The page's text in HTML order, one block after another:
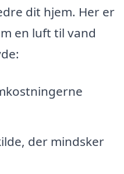
dit hjem. Her er
en luft til vand
der mindsker